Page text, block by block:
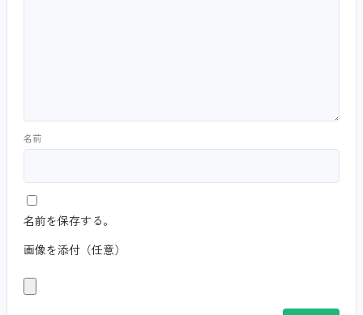
名前
名前を保存する。
画像を添付（任意）